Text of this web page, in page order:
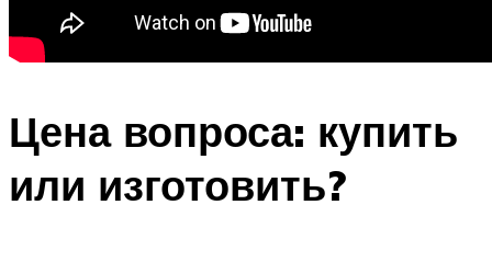
Цена вопроса: купить
или изготовить?